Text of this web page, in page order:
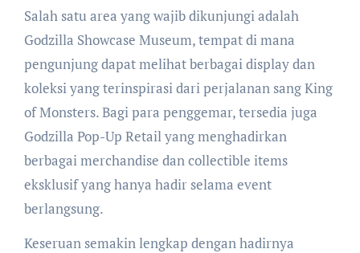
Salah satu area yang wajib dikunjungi adalah
Godzilla Showcase Museum, tempat di mana
pengunjung dapat melihat berbagai display dan
koleksi yang terinspirasi dari perjalanan sang King
of Monsters. Bagi para penggemar, tersedia juga
Godzilla Pop-Up Retail yang menghadirkan
berbagai merchandise dan collectible items
eksklusif yang hanya hadir selama event
berlangsung.
Keseruan semakin lengkap dengan hadirnya